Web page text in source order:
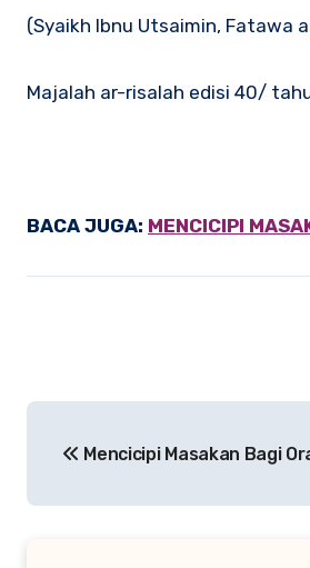
(Syaikh Ibnu Utsaimin, Fatawa
Majalah ar-risalah edisi 40/
BACA JUGA: MENCICIPI
pos Mencicipi Masakan Bagi